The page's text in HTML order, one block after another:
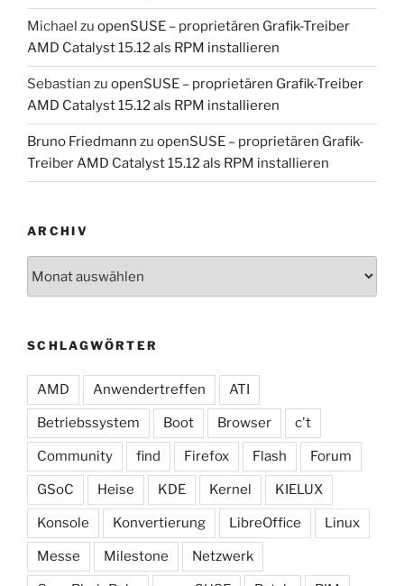
Michael zu openSUSE – proprietären Grafik-Treiber
AMD Catalyst 15.12 als RPM installieren
Sebastian zu openSUSE – proprietären Grafik-Treiber
AMD Catalyst 15.12 als RPM installieren
Bruno Friedmann zu openSUSE – proprietären Grafik-
Treiber AMD Catalyst 15.12 als RPM installieren
ARCHIV
SCHLAGWÖRTER
AMD Anwendertreffen ATI
Betriebssystem Boot Browser c't
Community find Firefox Flash Forum
GSoC Heise KDE Kernel KIELUX
Konsole Konvertierung LibreOffice Linux
Messe Milestone Netzwerk